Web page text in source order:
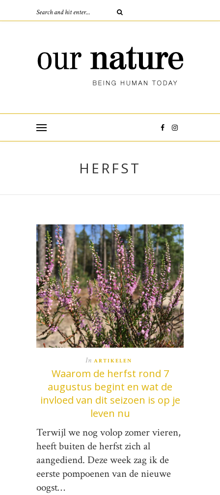
HERFST
In ARTIKELEN
Waarom de herfst rond 7
augustus begint en wat de
invloed van dit seizoen is op je
leven nu
Terwijl we nog volop zomer vieren,
heeft buiten de herfst zich al
aangediend. Deze week zag ik de
eerste pompoenen van de nieuwe
oogst…